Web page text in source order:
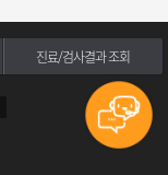
진료/검사결과 조회